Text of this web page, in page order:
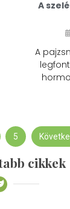
A
A
5
cikkek